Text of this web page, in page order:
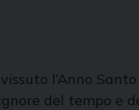
l’Anno
del tempo e